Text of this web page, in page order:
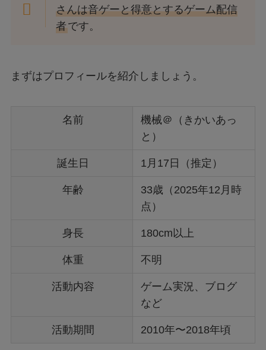
さんは音ゲーと得意とするゲーム配信
者です。
まずはプロフィールを紹介しましょう。
名前
機械＠（きかいあっ
と）
誕生日 1月17日（推定）
年齢
33歳（2025年12月時
点）
身長 180cm以上
体重 不明
活動内容
ゲーム実況、ブログ
など
活動期間 2010年〜2018年頃